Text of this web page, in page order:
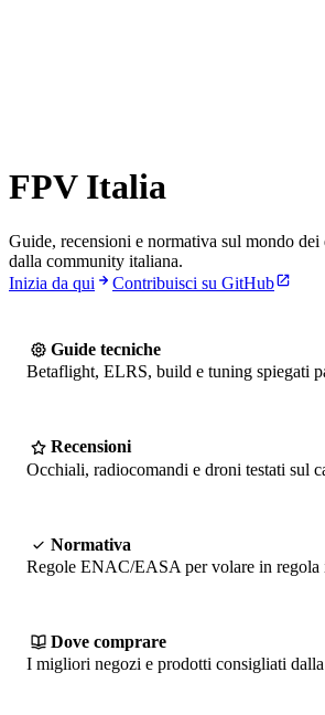
FPV Italia
Guide, recensioni e normativa sul mondo
dalla community italiana.
Inizia da qui
Contribuisci su GitHub
Guide tecniche
Betaflight, ELRS, build e tuning spiegati
Recensioni
Occhiali, radiocomandi e droni testati sul
Normativa
Regole ENAC/EASA per volare in regola
Dove comprare
I migliori negozi e prodotti consigliati